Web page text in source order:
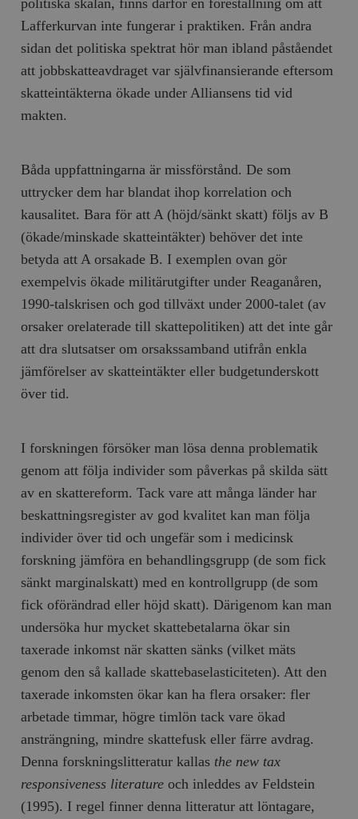
Lafferkurvan inte fungerar i praktiken. Från andra
sidan det politiska spektrat hör man ibland påståendet
att jobbskatteavdraget var självfinansierande eftersom
skatteintäkterna ökade under Alliansens tid vid
makten.
Båda uppfattningarna är missförstånd. De som
uttrycker dem har blandat ihop korrelation och
kausalitet. Bara för att A (höjd/sänkt skatt) följs av B
(ökade/minskade skatteintäkter) behöver det inte
betyda att A orsakade B. I exemplen ovan gör
exempelvis ökade militärutgifter under Reaganåren,
1990-talskrisen och god tillväxt under 2000-talet (av
orsaker orelaterade till skattepolitiken) att det inte går
att dra slutsatser om orsakssamband utifrån enkla
jämförelser av skatteintäkter eller budgetunderskott
över tid.
I forskningen försöker man lösa denna problematik
genom att följa individer som påverkas på skilda sätt
av en skattereform. Tack vare att många länder har
beskattningsregister av god kvalitet kan man följa
individer över tid och ungefär som i medicinsk
forskning jämföra en behandlingsgrupp (de som fick
sänkt marginalskatt) med en kontrollgrupp (de som
fick oförändrad eller höjd skatt). Därigenom kan man
undersöka hur mycket skattebetalarna ökar sin
taxerade inkomst när skatten sänks (vilket mäts
genom den så kallade skattebaselasticiteten). Att den
taxerade inkomsten ökar kan ha flera orsaker: fler
arbetade timmar, högre timlön tack vare ökad
ansträngning, mindre skattefusk eller färre avdrag.
Denna forskningslitteratur kallas the new tax
responsiveness literature och inleddes av Feldstein
(1995). I regel finner denna litteratur att löntagare,